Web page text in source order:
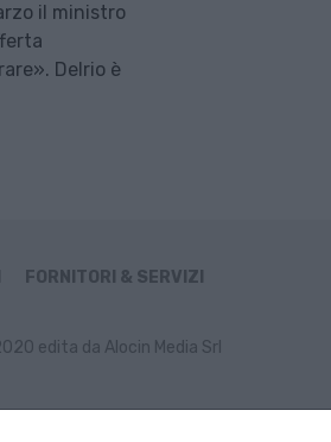
il ministro
Delrio è
FORNITORI & SERVIZI
edita da Alocin Media Srl